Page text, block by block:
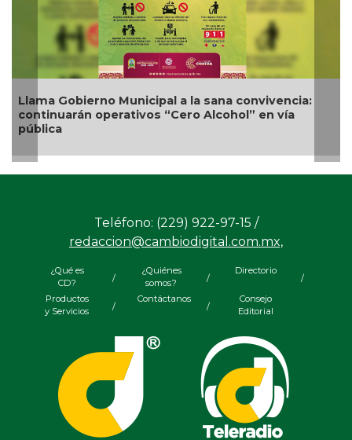
convivencia:
en vía
Nueva oferta educativa impulsará la
competitividad turística de Veracruz
Teléfono: (229) 922-97-15 /
redaccion@cambiodigital.com.mx,
¿Qué es
CD?
/
¿Quiénes
somos?
/
Directorio
/
Productos
y Servicios
/
Contáctanos
/
Consejo
Editorial